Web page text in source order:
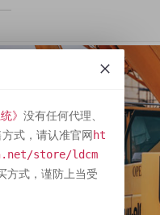
》 没有任何代理、
式，请认准官网 ht
store/ldcm
方式，谨防上当受